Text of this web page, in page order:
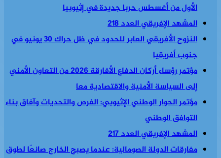
الأول من أغسطس حربا جديدة في إثيوبيا
المشهد الإفريقي العدد 218
النزوح الأفريقي العابر للحدود في ظل حراك 30 يونيو في
جنوب أفريقيا
مؤتمر رؤساء أركان الدفاع الأفارقة 2026 من التعاون الأمني
إلى السياسة الأمنية والاقتصادية معا
مؤتمر الحوار الوطني الإثيوبي: الفرص والتحديات وآفاق بناء
التوافق الوطني
المشهد الإفريقي العدد 217
مفارقات الدولة الصومالية: عندما يصبح الخارج صانعًا لطوق